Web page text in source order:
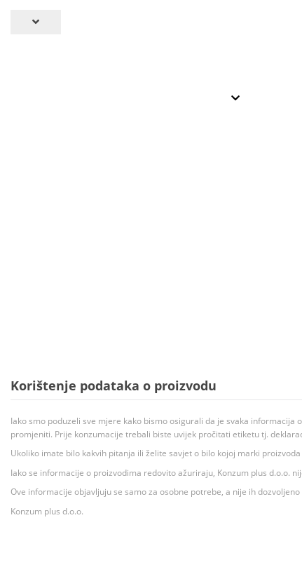
Korištenje podataka o proizvodu
Iako smo poduzeli sve mjere kako bismo osigurali da je svaka
promjeniti. Prije konzumacije trebali biste uvijek pročitati etiketu tj.
Ukoliko imate bilo kakvih pitanja ili želite savjet o bilo kojoj marki
Iako se informacije o proizvodima redovito ažuriraju, Konzum plus d.o.o.
Ove informacije objavljuju se samo za osobne potrebe, a nije ih
Konzum plus d.o.o.